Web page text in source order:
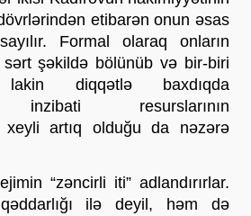
etibarən onun əsas
Formal olaraq onların
şəkildə bölünüb və bir-biri
diqqətlə baxdıqda
inzibati resurslarının
xeyli artıq olduğu da nəzərə
“zəncirli iti” adlandırırlar.
ilə deyil, həm də